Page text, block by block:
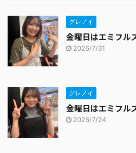
グレノイ
金曜日はエミフル
2026/7/31
グレノイ
金曜日はエミフル
2026/7/24